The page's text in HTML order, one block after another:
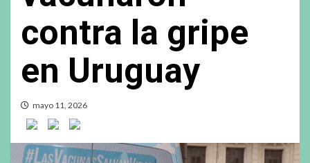
contra la gripe
en Uruguay
mayo 11, 2026